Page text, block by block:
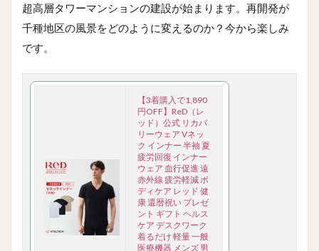
超高層タワーマンションの建設が始まります。再開発が
千種地区の風景をどのように変えるのか？今から楽しみ
です。
【3着購入で1,890
円OFF】ReD（レ
ッド）公式 リカバ
リーウェア Vネッ
ク インナー 半袖 夏
疲労回復 インナー
ウェア 血行促進 遠
赤外線 疲労軽減 ボ
ディケア レッド 健
康 還暦祝い プレゼ
ント ギフト ヘルス
ケア デスクワーク
着るだけ 軽量 一般
医療機器 メンズ 男